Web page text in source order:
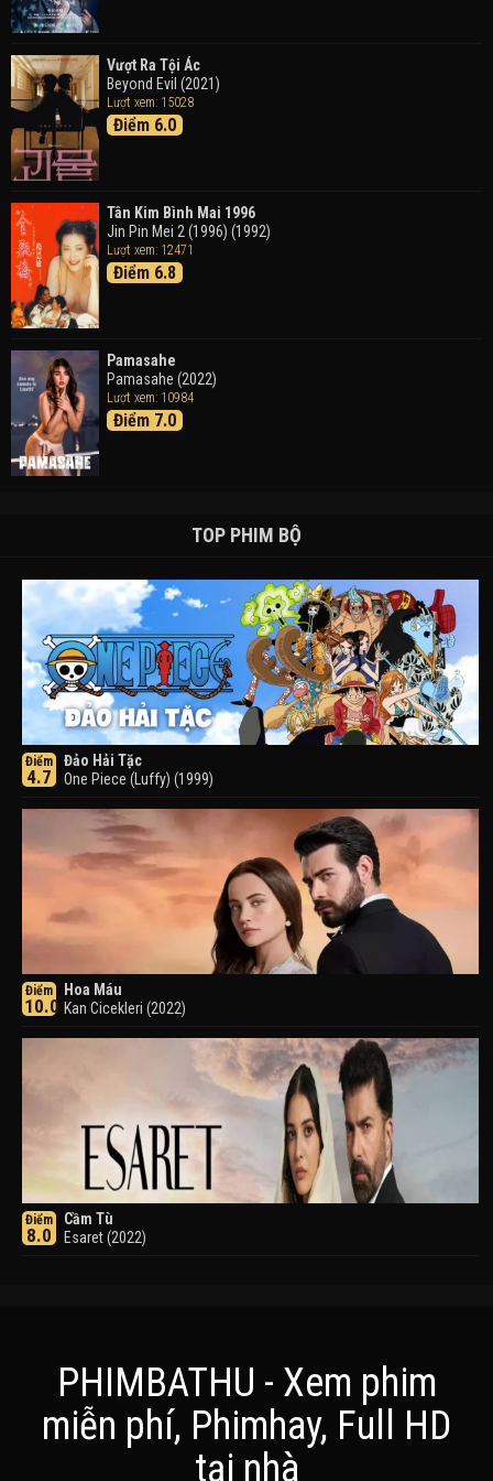
Vượt Ra Tội Ác
Beyond Evil (2021)
Lượt xem: 15028
Điểm 6.0
Tân Kim Bình Mai 1996
Jin Pin Mei 2 (1996) (1992)
Lượt xem: 12471
Điểm 6.8
Pamasahe
Pamasahe (2022)
Lượt xem: 10984
Điểm 7.0
TOP PHIM BỘ
Điểm
4.7
Đảo Hải Tặc
One Piece (Luffy) (1999)
Điểm
10.0
Hoa Máu
Kan Cicekleri (2022)
Điểm
8.0
Cầm Tù
Esaret (2022)
Khuyển Dạ Xoa
PHIMBATHU - Xem phim
miễn phí, Phimhay, Full HD
tại nhà